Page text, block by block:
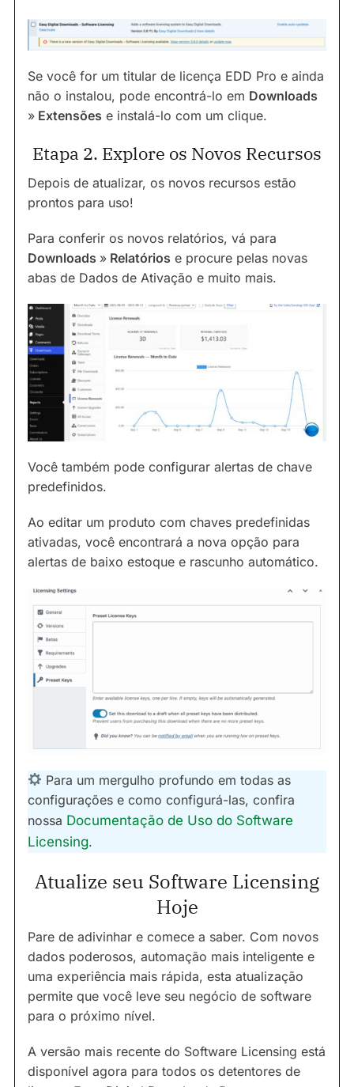
Se você for um titular de licença EDD Pro e ainda
não o instalou, pode encontrá-lo em Downloads
» Extensões e instalá-lo com um clique.
Etapa 2. Explore os Novos Recursos
Depois de atualizar, os novos recursos estão
prontos para uso!
Para conferir os novos relatórios, vá para
Downloads » Relatórios e procure pelas novas
abas de Dados de Ativação e muito mais.
Você também pode configurar alertas de chave
predefinidos.
Ao editar um produto com chaves predefinidas
ativadas, você encontrará a nova opção para
alertas de baixo estoque e rascunho automático.
Para um mergulho profundo em todas as
configurações e como configurá-las, confira
nossa Documentação de Uso do Software
Licensing.
Atualize seu Software Licensing
Hoje
Pare de adivinhar e comece a saber. Com novos
dados poderosos, automação mais inteligente e
uma experiência mais rápida, esta atualização
permite que você leve seu negócio de software
para o próximo nível.
A versão mais recente do Software Licensing está
disponível agora para todos os detentores de